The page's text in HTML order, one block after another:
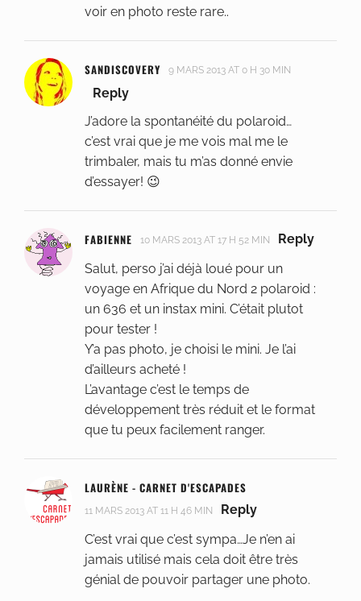
voir en photo reste rare..
SANDISCOVERY 9 MARS 2013 AT 0 H 30 MIN
Reply
J’adore la spontanéité du polaroid…
c’est vrai que je me vois mal me le
trimbaler, mais tu m’as donné envie
d’essayer! 😉
FABIENNE 10 MARS 2013 AT 17 H 52 MIN
Reply
Salut, perso j’ai déjà loué pour un
voyage en Afrique du Nord 2 polaroid :
un 636 et un instax mini. C’était plutot
pour tester !
Y’a pas photo, je choisi le mini. Je l’ai
d’ailleurs acheté !
L’avantage c’est le temps de
développement très réduit et le format
que tu peux facilement ranger.
LAURÈNE - CARNET D'ESCAPADES
11 MARS 2013 AT 11 H 46 MIN
Reply
C’est vrai que c’est sympa…Je n’en ai
jamais utilisé mais cela doit être très
génial de pouvoir partager une photo.